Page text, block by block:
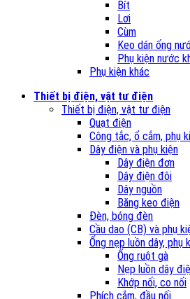
Bít
Lơi
Cùm
Keo dán ống
Phụ kiện nước
Phụ kiện khác
Thiết bị điện, vật tư điện
Thiết bị điện, vật tư điện
Quạt điện
Công tắc, ổ cắm, phụ
Dây điện và phụ kiện
Dây điện đơn
Dây điện đôi
Dây nguồn
Băng keo điện
Đèn, bóng đèn
Cầu dao (CB) và phụ
Ống nẹp luồn dây, phụ
Ống ruột gà
Nẹp luồn dây
Khớp nối, co nối
Phích cắm, đầu nối